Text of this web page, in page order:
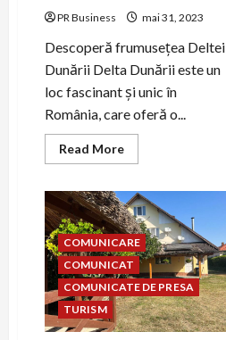
PR Business mai 31, 2023
Descoperă frumusețea Deltei
Dunării Delta Dunării este un
loc fascinant și unic în
România, care oferă o...
Read MoreRead
more
in
Delta
Dunării
COMUNICARE
COMUNICAT
COMUNICATE DE PRESA
TURISM